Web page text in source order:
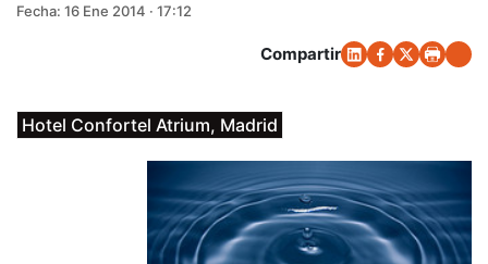
Fecha: 16 Ene 2014 · 17:12
Compartir
Hotel Confortel Atrium, Madrid